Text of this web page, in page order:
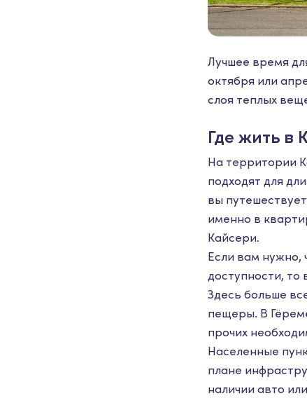
Лучшее время
октября или
слоя теплых
Где жить в
На территории
подходят для
вы
именно в
Кайсери.
Если вам нужно,
доступности,
Здесь больше
пещеры. В
прочих
Населенные
плане
наличии авто